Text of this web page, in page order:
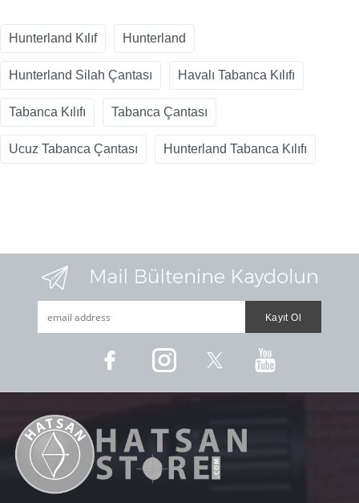
Hunterland Kılıf Hunterland
Hunterland Silah Çantası Havalı Tabanca Kılıfı
Tabanca Kılıfı Tabanca Çantası
Ucuz Tabanca Çantası Hunterland Tabanca Kılıfı